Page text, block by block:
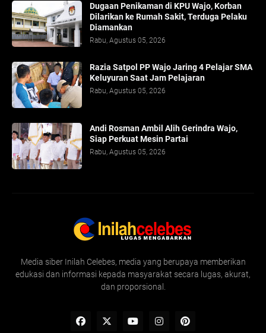
Dugaan Penikaman di KPU Wajo, Korban
Dilarikan ke Rumah Sakit, Terduga Pelaku
Diamankan
Rabu, Agustus 05, 2026
Razia Satpol PP Wajo Jaring 4 Pelajar SMA
Keluyuran Saat Jam Pelajaran
Rabu, Agustus 05, 2026
Andi Rosman Ambil Alih Gerindra Wajo,
Siap Perkuat Mesin Partai
Rabu, Agustus 05, 2026
Media siber Inilah Celebes, media yang berupaya memberikan
edukasi dan informasi kepada masyarakat secara lugas, akurat,
dan proporsional.